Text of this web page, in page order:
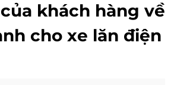
khách hàng về
cho xe lăn điện